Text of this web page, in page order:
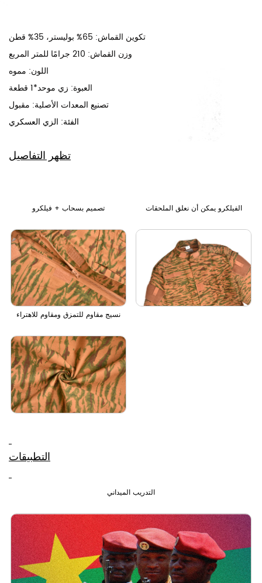
تكوين القماش: 65% بوليستر، 35% قطن
وزن القماش: 210 جرامًا للمتر المربع
اللون: مموه
العبوة: زي موحد*1 قطعة
الفئة: الزي العسكري
تظهر التفاصيل
تصميم بسحاب + فيلكرو الفيلكرو يمكن أن نعلق الملحقات
نسيج مقاوم للتمزق ومقاوم للاهتراء
التطبيقات
التدريب الميداني